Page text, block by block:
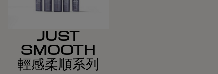
JUST
SMOOTH
輕感柔順系列